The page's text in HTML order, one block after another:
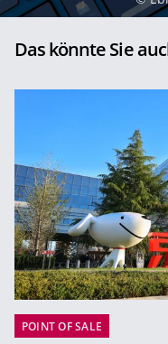
Das könnte Sie
POINT OF SALE